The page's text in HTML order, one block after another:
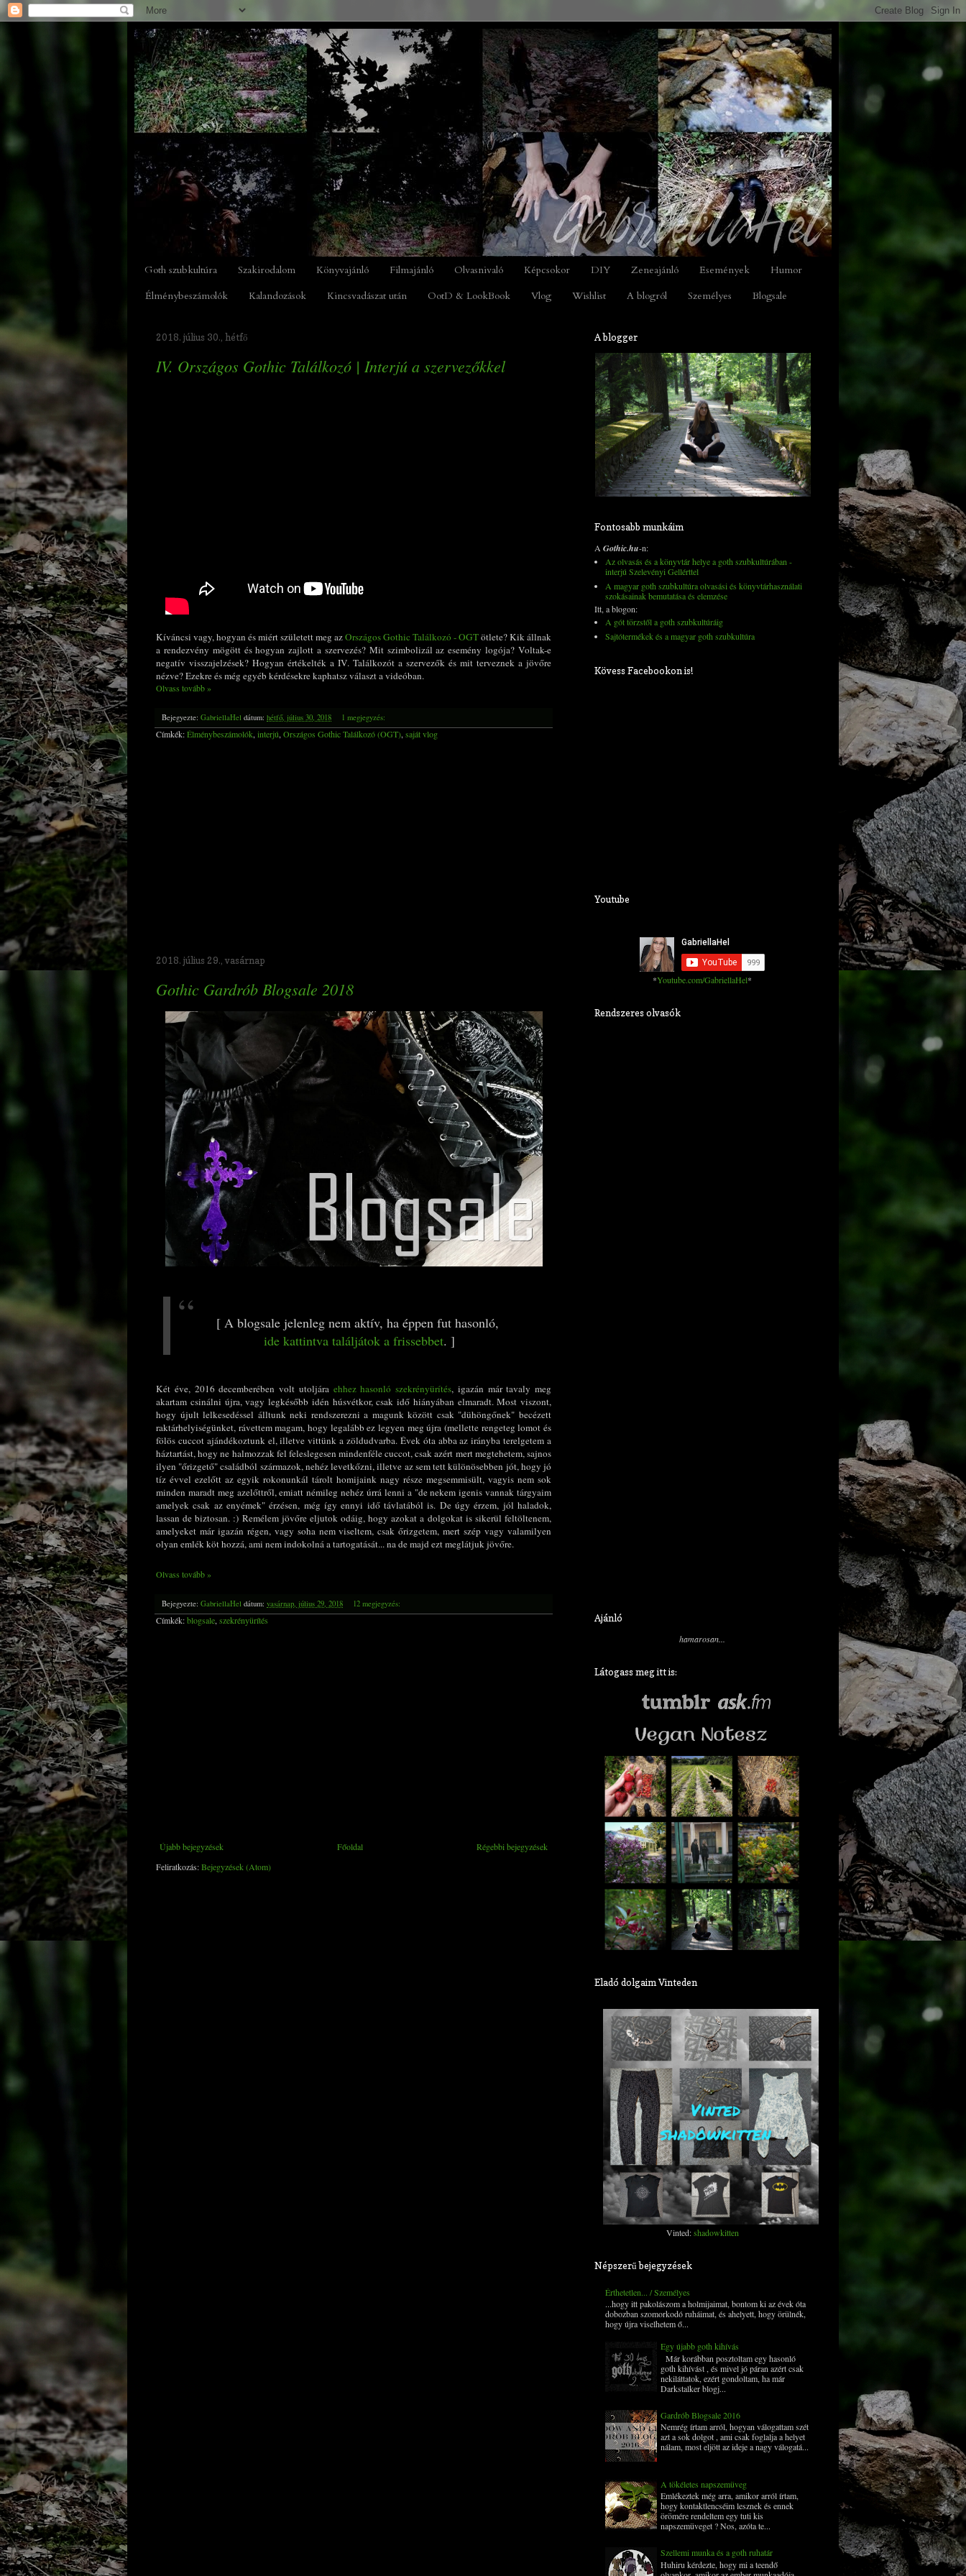
Goth szubkultúra Szakirodalom Könyvajánló Filmajánló Olvasnivaló Képcsokor DIY Zeneajánló Események
Humor
Élménybeszámolók
Kalandozások Kincsvadászat után OotD & LookBook Vlog Wishlist A blogról Személyes Blogsale
2018. július 30., hétfő
IV. Országos Gothic Találkozó | Interjú a szervezőkkel
Kíváncsi vagy, hogyan és miért született meg azOrszágos Gothic Találkozó - OGTötlete? Kik állnak
a rendezvény mögött és hogyan zajlott a szervezés? Mit szimbolizál az esemény logója? Voltak-e
negatív visszajelzések? Hogyan értékelték a IV. Találkozót a szervezők és mit terveznek a jövőre
nézve? Ezekre és még egyéb kérdésekre kaphatsz választ a videóban.
Olvass tovább »
Bejegyezte: GabriellaHel dátum: hétfő, július 30, 2018 1 megjegyzés:
Címkék:Élménybeszámolók,interjú,Országos Gothic Találkozó (OGT),saját vlog
2018. július 29., vasárnap
Gothic Gardrób Blogsale 2018
[ A blogsale jelenleg nem aktív, ha éppen fut hasonló,
ide kattintva találjátok a frissebbet. ]
Két éve, 2016 decemberében volt utoljára ehhez hasonló szekrényürítés, igazán már tavaly meg
akartam csinálni újra, vagy legkésőbb idén húsvétkor, csak idő hiányában elmaradt. Most viszont,
hogy újult lelkesedéssel álltunk neki rendszerezni a magunk között csak "dühöngőnek" becézett
raktárhelyiségünket, rávettem magam, hogy legalább ez legyen meg újra (mellette rengeteg lomot és
fölös cuccot ajándékoztunk el, illetve vittünk a zöldudvarba. Évek óta abba az irányba terelgetem a
háztartást, hogy ne halmozzak fel feleslegesen mindenféle cuccot, csak azért mert megtehetem, sajnos
ilyen "őrizgető" családból származok, nehéz levetkőzni, illetve az sem tett különösebben jót, hogy jó
tíz évvel ezelőtt az egyik rokonunkál tárolt homijaink nagy része megsemmisült, vagyis nem sok
minden maradt meg azelőttről, emiatt némileg nehéz úrrá lenni a "de nekem igenis vannak tárgyaim
amelyek csak az enyémek" érzésen, még így ennyi idő távlatából is. De úgy érzem, jól haladok,
lassan de biztosan. :) Remélem jövőre eljutok odáig, hogy azokat a dolgokat is sikerül feltöltenem,
amelyeket már igazán régen, vagy soha nem viseltem, csak őrizgetem, mert szép vagy valamilyen
olyan emlék köt hozzá, ami nem indokolná a tartogatását... na de majd ezt meglátjuk jövőre.
Olvass tovább »
Bejegyezte: GabriellaHel dátum: vasárnap, július 29, 2018 12 megjegyzés:
Címkék:blogsale, szekrényürítés
Újabb bejegyzések Régebbi bejegyzések
Főoldal
Feliratkozás:Bejegyzések (Atom)
A blogger
Fontosabb munkáim
A Gothic.hu-n:
Az olvasás és a könyvtár helye a goth szubkultúrában -
interjú Szelevényi Gellérttel
A magyar goth szubkultúra olvasási és könyvtárhasználati
szokásainak bemutatása és elemzése
Itt, a blogon:
A gót törzstől a goth szubkultúráig
Sajtótermékek és a magyar goth szubkultúra
Kövess Facebookon is!
Youtube
*Youtube.com/GabriellaHel*
Rendszeres olvasók
Ajánló
hamarosan...
Látogass meg itt is:
Eladó dolgaim Vinteden
Vinted:shadowkitten
Népszerű bejegyzések
Érthetetlen... / Személyes
...hogy itt pakolászom a holmijaimat, bontom ki az évek óta
dobozban szomorkodó ruháimat, és ahelyett, hogy örülnék,
hogy újra viselhetem ő...
Egy újabb goth kihívás
Már korábban posztoltam egy hasonló
goth kihívást , és mivel jó páran azért csak
nekiláttatok, ezért gondoltam, ha már
Darkstalker blogj...
Gardrób Blogsale 2016
Nemrég írtam arról, hogyan válogattam szét
azt a sok dolgot , ami csak foglalja a helyet
nálam, most eljött az ideje a nagy válogatá...
A tökéletes napszemüveg
Emlékeztek még arra, amikor arról írtam,
hogy kontaktlencséim lesznek és ennek
örömére rendeltem egy tuti kis
napszemüveget ? Nos, azóta te...
Szellemi munka és a goth ruhatár
Huhiru kérdezte, hogy mi a teendő